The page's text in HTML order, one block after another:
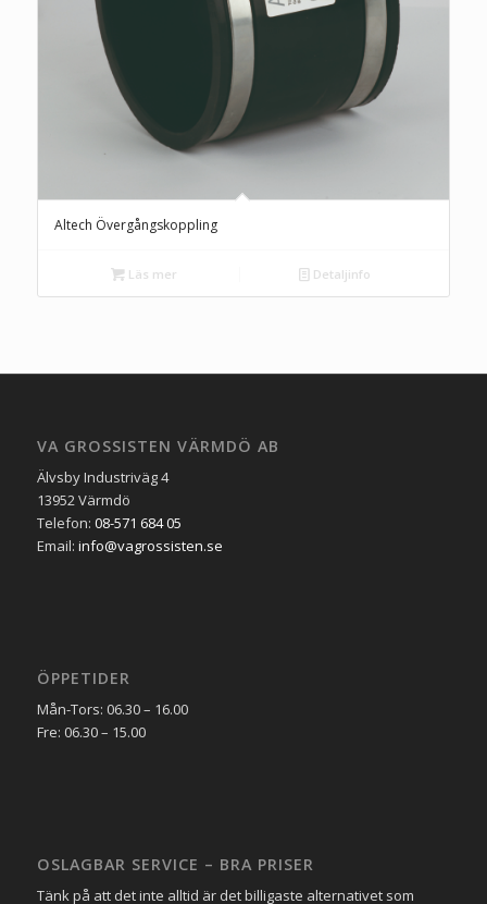
Altech Övergångskoppling
Läs mer Detaljinfo
VA GROSSISTEN VÄRMDÖ AB
Älvsby Industriväg 4
13952 Värmdö
Telefon: 08-571 684 05
Email: info@vagrossisten.se
ÖPPETIDER
Mån-Tors: 06.30 – 16.00
Fre: 06.30 – 15.00
OSLAGBAR SERVICE – BRA PRISER
Tänk på att det inte alltid är det billigaste alternativet som